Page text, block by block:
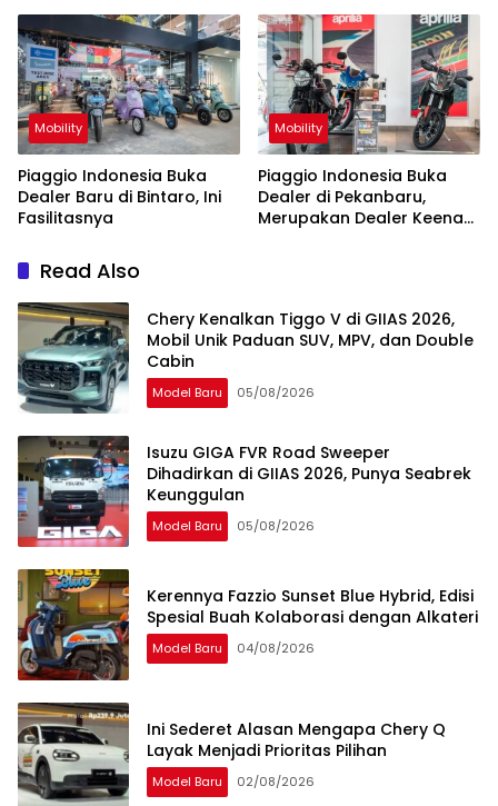
Mobility
Piaggio Indonesia Buka
Dealer Baru di Bintaro, Ini
Fasilitasnya
Mobility
Piaggio Indonesia Buka
Dealer di Pekanbaru,
Merupakan Dealer Keenam
Read Also
Chery Kenalkan Tiggo V di GIIAS 2026,
Mobil Unik Paduan SUV, MPV, dan Double
Cabin
Model Baru 05/08/2026
Isuzu GIGA FVR Road Sweeper
Dihadirkan di GIIAS 2026, Punya Seabrek
Keunggulan
Model Baru 05/08/2026
Kerennya Fazzio Sunset Blue Hybrid, Edisi
Spesial Buah Kolaborasi dengan Alkateri
Model Baru 04/08/2026
Ini Sederet Alasan Mengapa Chery Q
Layak Menjadi Prioritas Pilihan
Model Baru 02/08/2026